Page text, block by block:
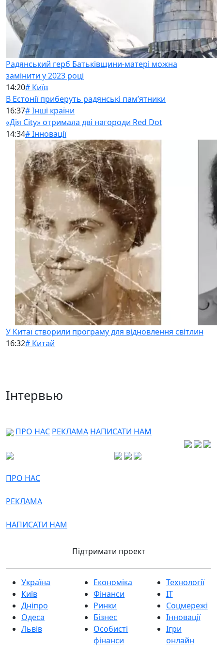
Радянський герб Батьківщини-матері можна
замінити у 2023 році
14:20# Київ
В Естонії приберуть радянські памʼятники
16:37# Інші країни
«Дія City» отримала дві нагороди Red Dot
14:34# Інновації
У Китаї створили програму для відновлення світлин
16:32# Китай
Інтервью
ПРО НАС РЕКЛАМА НАПИСАТИ НАМ
ПРО НАС
РЕКЛАМА
НАПИСАТИ НАМ
Підтримати проект
Україна
Київ
Дніпро
Одеса
Львів
Економіка
Фінанси
Ринки
Бізнес
Особисті
фінанси
Технології
IT
Соцмережі
Інновації
Ігри
онлайн